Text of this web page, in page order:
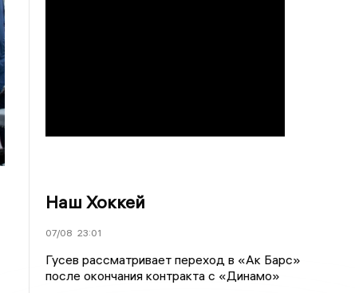
Наш Хоккей
07/08 23:01
Гусев рассматривает переход в «Ак Барс»
после окончания контракта с «Динамо»